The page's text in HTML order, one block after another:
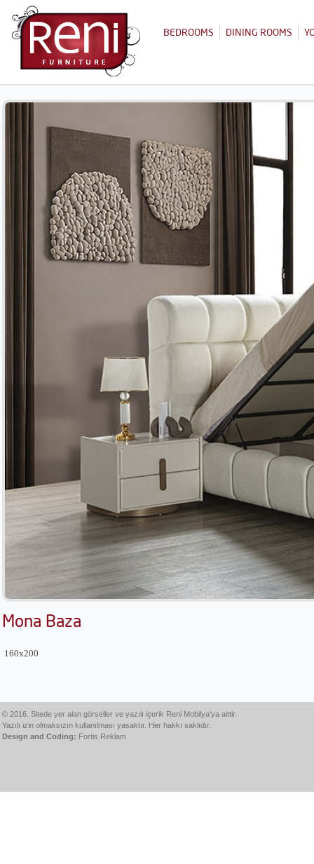
BEDROOMS DINING ROOMS
Mona Baza
160x200
© 2016. Sitede yer alan görseller ve yazılı içerik Reni Mobilya'ya aittir.
Yazılı izin olmaksızın kullanılması yasaktır. Her hakkı saklıdır.
Design and Coding: Fortis Reklam